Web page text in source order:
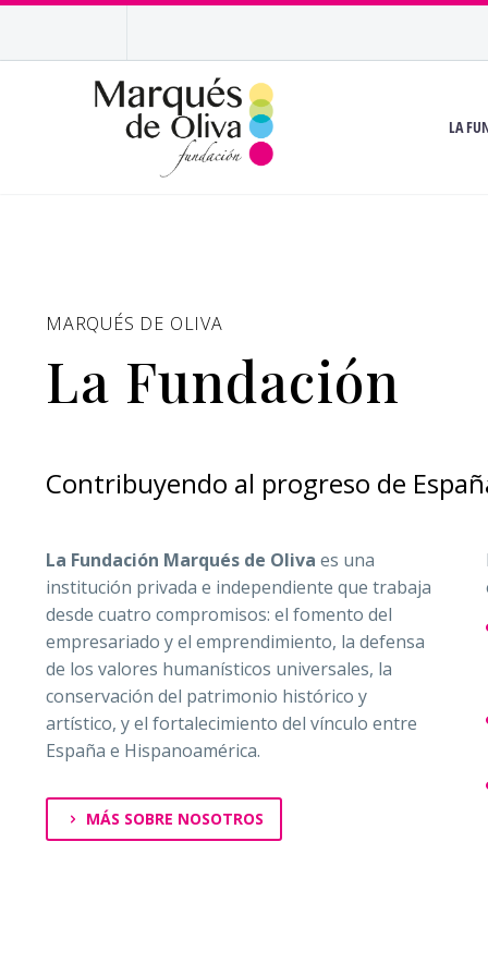
LA
MARQUÉS DE OLIVA
La Fundación
Contribuyendo al progreso de
La Fundación Marqués de Oliva es una
institución privada e independiente que trabaja
desde cuatro compromisos: el fomento del
empresariado y el emprendimiento, la defensa
de los valores humanísticos universales, la
conservación del patrimonio histórico y
artístico, y el fortalecimiento del vínculo entre
España e Hispanoamérica.
MÁS SOBRE NOSOTROS